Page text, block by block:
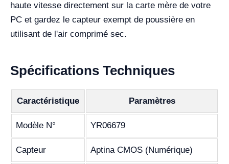
haute vitesse directement sur la carte mère de votre
PC et gardez le capteur exempt de poussière en
utilisant de l'air comprimé sec.
Spécifications Techniques
Caractéristique Paramètres
Modèle N° YR06679
Capteur Aptina CMOS (Numérique)